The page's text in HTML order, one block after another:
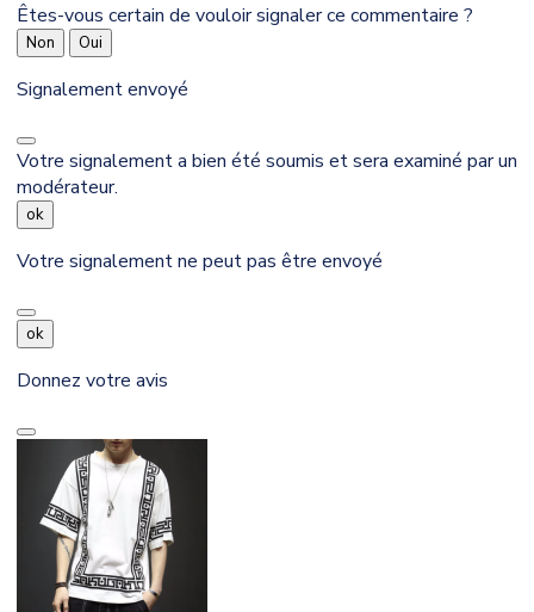
Êtes-vous certain de vouloir signaler ce commentaire ?
Non Oui
Signalement envoyé
Votre signalement a bien été soumis et sera examiné par un
modérateur.
ok
Votre signalement ne peut pas être envoyé
ok
Donnez votre avis